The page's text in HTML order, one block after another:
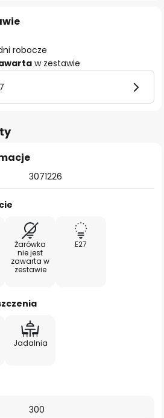
robocze
w zestawie
3071226
Żarówka
nie jest
zawarta w
zestawie
E27
Jadalnia
300